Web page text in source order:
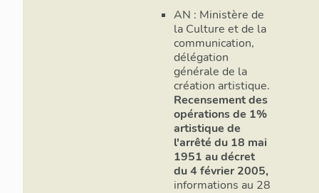
Le dispositif est
janvier 1978),
construction de
subventionnée
de la
s’érige la
d’ouvrage. Des
de la culture et
comprenant
paysagiste,
AN : Ministère de
la Culture et de la
communication,
délégation
générale de la
création artistique.
Recensement des
opérations de 1%
artistique de
l'arrêté du 18 mai
1951 au décret
du 4 février 2005,
informations au 28